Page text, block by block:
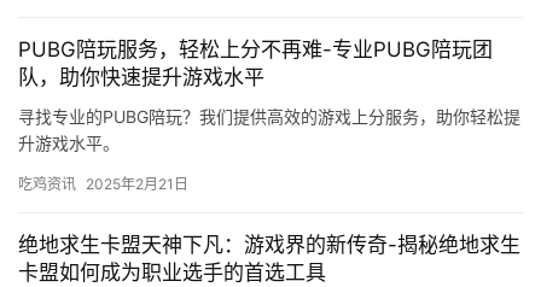
PUBG陪玩服务，轻松上分不再难-专业PUBG陪玩团
队，助你快速提升游戏水平
寻找专业的PUBG陪玩？我们提供高效的游戏上分服务，助你轻松提
升游戏水平。
吃鸡资讯 2025年2月21日
绝地求生卡盟天神下凡：游戏界的新传奇-揭秘绝地求生
卡盟如何成为职业选手的首选工具